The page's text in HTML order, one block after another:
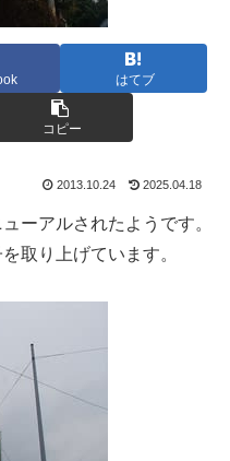
はてブ
コピー
2013.10.24 2025.04.18
ーアルされたようです。
取り上げています。